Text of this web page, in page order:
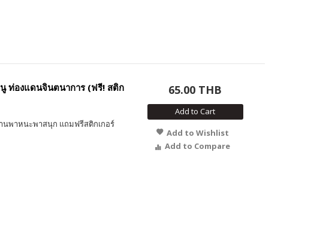
ท่องแดนจินตนาการ (ฟรี! สติก
นพาหนะพาสนุก แถมฟรีสติกเกอร์
65.00 THB
Add to Cart
Add to Wishlist
Add to Compare